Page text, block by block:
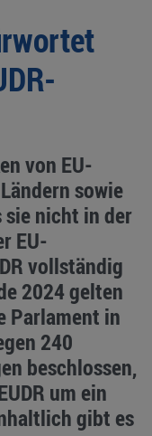
von EU-
sowie
nicht in der
EU-
vollständig
2024 gelten
Parlament in
240
beschlossen,
um ein
gibt es